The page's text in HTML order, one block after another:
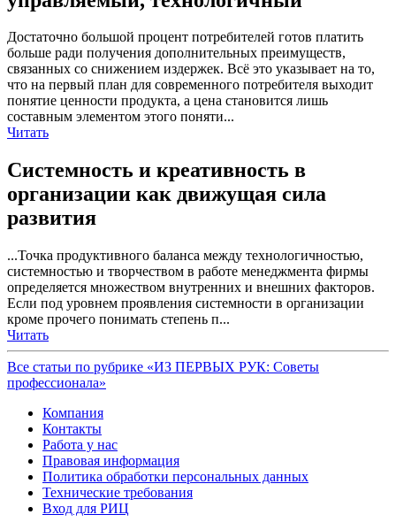
Достаточно большой процент потребителей готов платить
больше ради получения дополнительных преимуществ,
связанных со снижением издержек. Всё это указывает на то,
что на первый план для современного потребителя выходит
понятие ценности продукта, а цена становится лишь
составным элементом этого поняти...
Читать
Системность и креативность в
организации как движущая сила
развития
...Точка продуктивного баланса между технологичностью,
системностью и творчеством в работе менеджмента фирмы
определяется множеством внутренних и внешних факторов.
Если под уровнем проявления системности в организации
кроме прочего понимать степень п...
Читать
Все статьи по рубрике «ИЗ ПЕРВЫХ РУК: Советы
профессионала»
Компания
Контакты
Работа у нас
Правовая информация
Политика обработки персональных данных
Технические требования
Вход для РИЦ